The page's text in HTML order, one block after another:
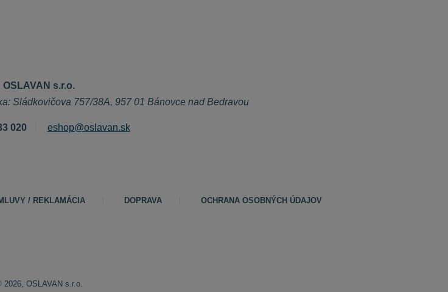
OSLAVAN s.r.o.
Sládkovičova 757/38A, 957 01 Bánovce nad Bedravou
020 eshop@oslavan.sk
/ REKLAMÁCIA DOPRAVA OCHRANA OSOBNÝCH ÚDAJOV
2026, OSLAVAN s.r.o.